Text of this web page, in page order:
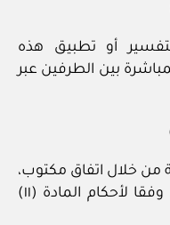
أو تطبيق هذه
بين الطرفين عبر
من خلال اتفاق مكتوب،
وتدخل هذه التعديلات حيز التنفيذ وفقا لأحكام المادة (١١)